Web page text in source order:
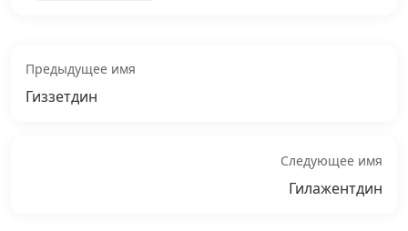
Предыдущее имя
Гиззетдин
Следующее имя
Гилажентдин